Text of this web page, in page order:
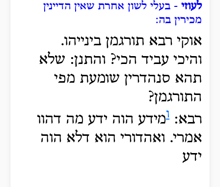
לעוזי - בעלי לשון אחרת שאין הדיינין
מכירין בה:
אוקי רבא תורגמן בינייהו.
והיכי עביד הכי? והתנן: שלא
תהא סנהדרין שומעת מפי
התורגמן?
רבא: ומידע הוה ידע מה דהוו
אמרי. ואהדורי הוא דלא הוה
ידע